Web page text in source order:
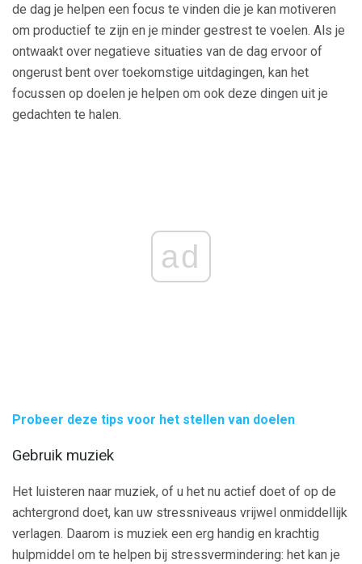
de dag je helpen een focus te vinden die je kan motiveren
om productief te zijn en je minder gestrest te voelen. Als je
ontwaakt over negatieve situaties van de dag ervoor of
ongerust bent over toekomstige uitdagingen, kan het
focussen op doelen je helpen om ook deze dingen uit je
gedachten te halen.
ad
Probeer deze tips voor het stellen van doelen
Gebruik muziek
Het luisteren naar muziek, of u het nu actief doet of op de
achtergrond doet, kan uw stressniveaus vrijwel onmiddellijk
verlagen. Daarom is muziek een erg handig en krachtig
hulpmiddel om te helpen bij stressvermindering: het kan je